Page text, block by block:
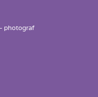
photograf